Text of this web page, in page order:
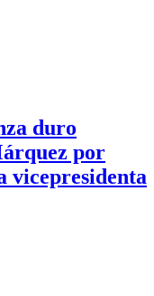
duro
por
vicepresidenta